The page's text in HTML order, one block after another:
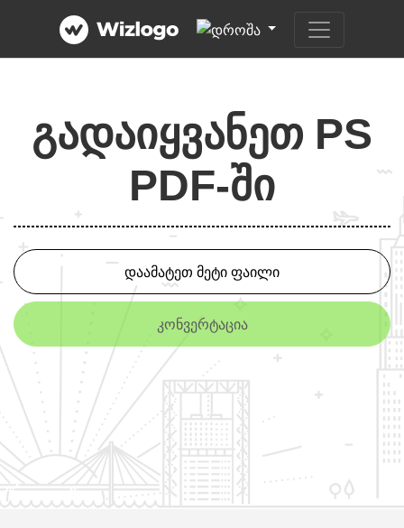
გადაიყვანეთ PS
PDF-ში
დაამატეთ მეტი ფაილი
კონვერტაცია